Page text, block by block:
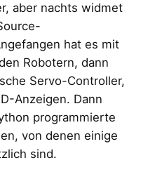
aber nachts widmet
hat es mit
Robotern, dann
Servo-Controller,
Anzeigen. Dann
programmierte
von denen einige
sind.